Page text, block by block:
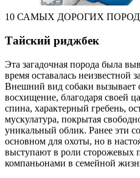
10 САМЫХ ДОРОГИХ
Тайский риджбек
Эта загадочная порода была
время оставалась неизвестной
Внешний вид собаки вызывает
восхищение, благодаря своей
спина, характерный гребень,
мускулатура, покрытая
уникальный облик. Ранее эти
основном для охоты, но в
выступают в роли сторожевых
компаньонами в семейной